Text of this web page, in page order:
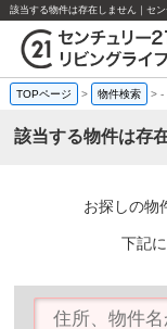
該当する物件は存在しません｜セ
TOPページ > 物件検索 >-
該当する物件は存
お探しの物
下記